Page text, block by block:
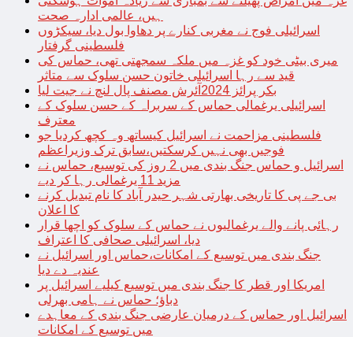
ہیں، عالمی ادارہ صحت
اسرائیلی فوج نے مغربی کنارے پر دھاوا بول دیا، سیکڑوں
فلسطینی گرفتار
میری بیٹی خود کو غزہ میں ملکہ سمجھتی تھی، حماس کی
قید سے رہا اسرائیلی خاتون حسن سلوک سے متاثر
بکر پرائز 2024آئرش مصنف پال لنچ نے جیت لیا
اسرائیلی یرغمالی حماس کے سربراہ کے حسن سلوک کے
معترف
فلسطینی مزاحمت نے اسرائیل کیساتھ وہ کچھ کردیا جو
فوجیں بھی نہیں کرسکتیں،سابق ترک وزیراعظم
اسرائیل و حماس جنگ بندی میں 2 روز کی توسیع، حماس نے
مزید 11 یرغمالی رہا کر دیے
بی جے پی کا تاریخی بھارتی شہر حیدر آباد کا نام تبدیل کرنے
کا اعلان
رہائی پانے والے یرغمالیوں نے حماس کے سلوک کو اچھا قرار
دیا، اسرائیلی صحافی کا اعتراف
جنگ بندی میں توسیع کے امکانات،حماس اور اسرائیل نے
عندیہ دے دیا
امریکا اور قطر کا جنگ بندی میں توسیع کیلیے اسرائیل پر
دباؤ؛ حماس نے ہامی بھرلی
اسرائیل اور حماس کے درمیان عارضی جنگ بندی کے معاہدے
میں توسیع کے امکانات